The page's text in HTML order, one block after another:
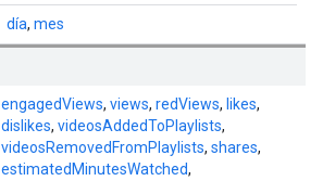
día, mes
engagedViews, views, redViews, likes,
dislikes, videosAddedToPlaylists,
videosRemovedFromPlaylists, shares,
estimatedMinutesWatched,